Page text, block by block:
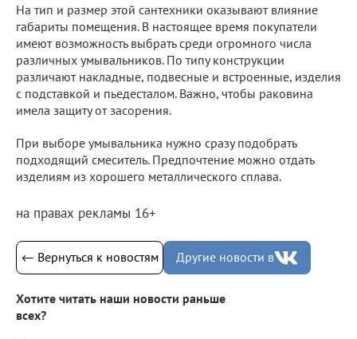
На тип и размер этой сантехники оказывают влияние
габариты помещения. В настоящее время покупатели
имеют возможность выбрать среди огромного числа
различных умывальников. По типу конструкции
различают накладные, подвесные и встроенные, изделия
с подставкой и пьедесталом. Важно, чтобы раковина
имела защиту от засорения.
При выборе умывальника нужно сразу подобрать
подходящий смеситель. Предпочтение можно отдать
изделиям из хорошего металлического сплава.
на правах рекламы 16+
← Вернуться к новостям Другие новости в
Хотите читать наши новости раньше
всех?